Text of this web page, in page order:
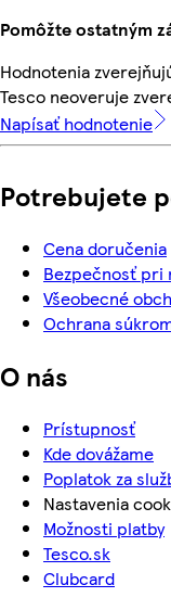
Pomôžte ostatným
Hodnotenia
Tesco neoveruje
Napísať hodnotenie
Potrebujete
Cena doručenia
Bezpečnosť pri
Všeobecné
Ochrana
O nás
Prístupnosť
Kde dovážame
Poplatok za
Nastavenia
Možnosti platby
Tesco.sk
Clubcard